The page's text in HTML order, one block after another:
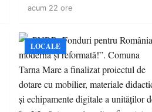
energie electrică a fabricilor de
accesul pacienților la
medicamente esențiale
acum 22 ore
LOCALE